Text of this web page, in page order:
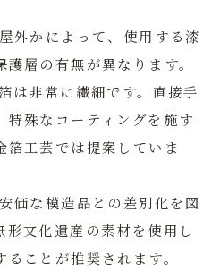
外かによって、使用する漆
層の有無が異なります。
は非常に繊細です。直接手
特殊なコーティングを施す
箔工芸では提案していま
価な模造品との差別化を図
形文化遺産の素材を使用し
ことが推奨されます。